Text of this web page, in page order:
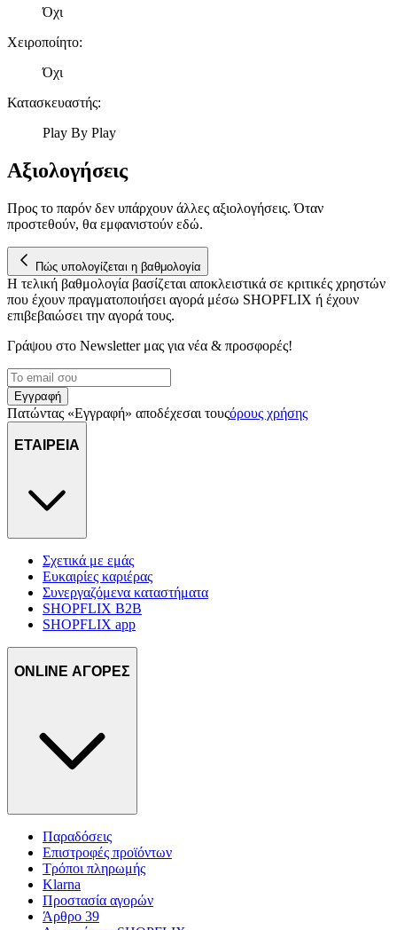
τοποθεσίας μας στους συνεργάτες μέσων κοινωνικής
Όχι
Χειροποίητο:
Όχι
Κατασκευαστής:
Play By Play
Αξιολογήσεις
Προς το παρόν δεν υπάρχουν άλλες αξιολογήσεις. Όταν
προστεθούν, θα εμφανιστούν εδώ.
Πώς υπολογίζεται η βαθμολογία
Η τελική βαθμολογία βασίζεται αποκλειστικά σε κριτικές χρηστών
που έχουν πραγματοποιήσει αγορά μέσω SHOPFLIX ή έχουν
επιβεβαιώσει την αγορά τους.
Γράψου στο Νewsletter μας για νέα & προσφορές!
Εγγραφή
Πατώντας «Εγγραφή» αποδέχεσαι τουςόρους χρήσης
ΕΤΑΙΡΕΙΑ
Σχετικά με εμάς
Ευκαιρίες καριέρας
Συνεργαζόμενα καταστήματα
SHOPFLIX B2B
SHOPFLIX app
ONLINE ΑΓΟΡΕΣ
Παραδόσεις
Επιστροφές προϊόντων
Τρόποι πληρωμής
Klarna
Προστασία αγορών
Άρθρο 39